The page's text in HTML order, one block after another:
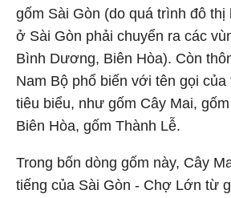
gốm Sài Gòn (do quá trình đô thị
ở Sài Gòn phải chuyển ra các
Bình Dương, Biên Hòa). Còn
Nam Bộ phổ biến với tên gọi
tiêu biểu, như gốm Cây Mai,
Biên Hòa, gốm Thành Lễ.
Trong bốn dòng gốm này, Cây
tiếng của Sài Gòn - Chợ Lớn từ